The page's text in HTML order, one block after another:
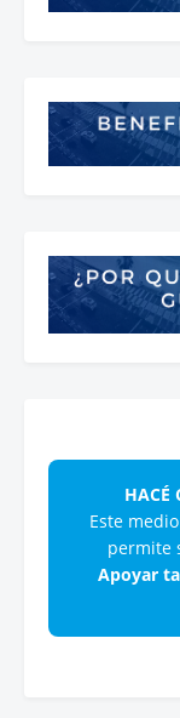
HACÉ
Este
permite
Apoyar